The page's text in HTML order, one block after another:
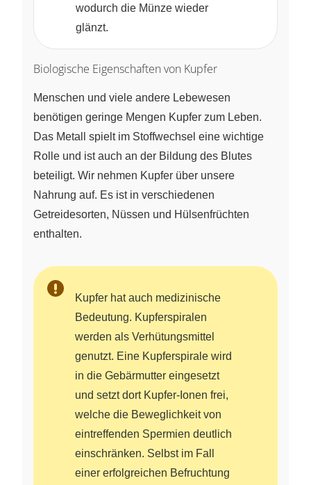
wodurch die Münze wieder
glänzt.
Biologische Eigenschaften von Kupfer
Menschen und viele andere Lebewesen
benötigen geringe Mengen Kupfer zum Leben.
Das Metall spielt im Stoffwechsel eine wichtige
Rolle und ist auch an der Bildung des Blutes
beteiligt. Wir nehmen Kupfer über unsere
Nahrung auf. Es ist in verschiedenen
Getreidesorten, Nüssen und Hülsenfrüchten
enthalten.
Kupfer hat auch medizinische
Bedeutung. Kupferspiralen
werden als Verhütungsmittel
genutzt. Eine Kupferspirale wird
in die Gebärmutter eingesetzt
und setzt dort Kupfer-Ionen frei,
welche die Beweglichkeit von
eintreffenden Spermien deutlich
einschränken. Selbst im Fall
einer erfolgreichen Befruchtung